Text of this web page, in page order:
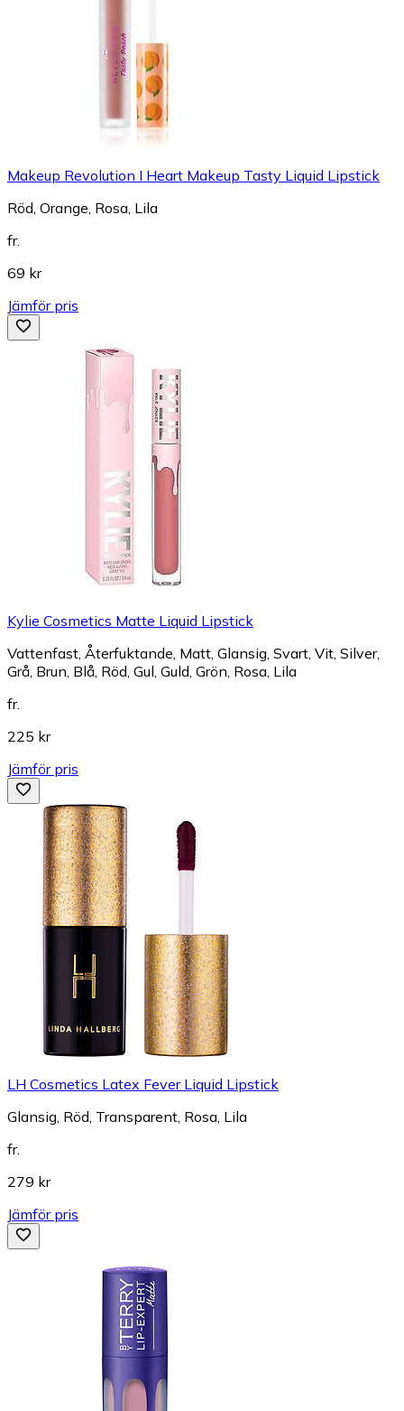
Makeup Revolution I Heart Makeup Tasty Liquid Lipstick
Röd, Orange, Rosa, Lila
fr.
69 kr
Jämför pris
Kylie Cosmetics Matte Liquid Lipstick
Vattenfast, Återfuktande, Matt, Glansig, Svart, Vit, Silver,
Grå, Brun, Blå, Röd, Gul, Guld, Grön, Rosa, Lila
fr.
225 kr
Jämför pris
LH Cosmetics Latex Fever Liquid Lipstick
Glansig, Röd, Transparent, Rosa, Lila
fr.
279 kr
Jämför pris